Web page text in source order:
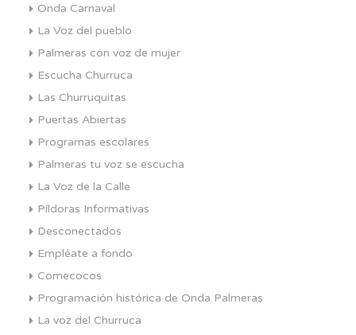
Onda Carnaval
La Voz del pueblo
Palmeras con voz de mujer
Escucha Churruca
Las Churruquitas
Puertas Abiertas
Programas escolares
Palmeras tu voz se escucha
La Voz de la Calle
Píldoras Informativas
Desconectados
Empléate a fondo
Comecocos
Programación histórica de Onda Palmeras
La voz del Churruca